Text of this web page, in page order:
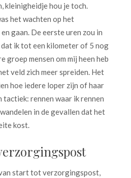
kleinigheidje hou je toch.
het wachten op het
gaan. De eerste uren zou in
dat ik tot een kilometer of 5 nog
groep mensen om mij heen heb
veld zich meer spreiden. Het
hoe iedere loper zijn of haar
rennen waar ik rennen
in de gevallen dat het
kost.
start tot verzorgingspost,